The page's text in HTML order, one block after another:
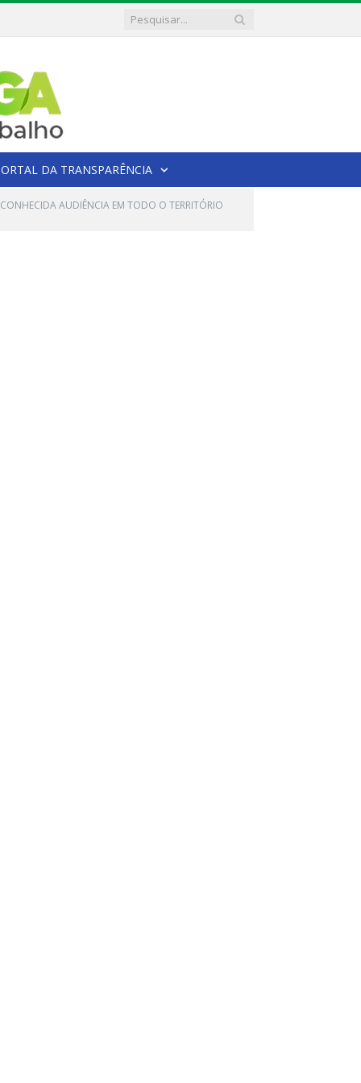
DA TRANSPARÊNCIA
AUDIÊNCIA EM TODO O TERRITÓRIO